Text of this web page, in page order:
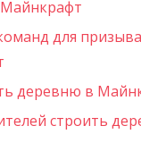
для
строить